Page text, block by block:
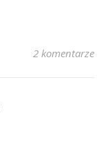
2 komentarze